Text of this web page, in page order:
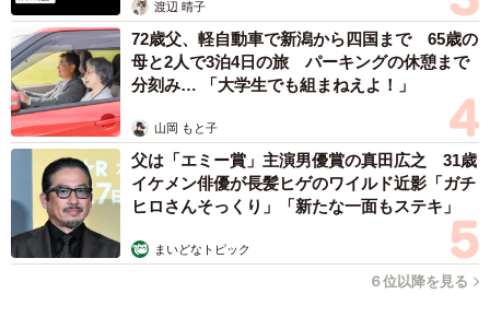
程度です。
――その後、産婦人科受付などにお話は？
その時は、周りの病院の方も来院の方もあまりにも普通に
していたので、「わたしが過敏なだけか…？」と不安にな
った事もあり、言えませんでした。そういう張り紙もない
病院でして…。
その1ヶ月後に健診で行った時も勇気が出ず言えなかったの
渡辺 晴子
72歳父、軽自動車で新潟から四国まで 65歳の
母と2人で3泊4日の旅 パーキングの休憩まで
分刻み… 「大学生でも組まねえよ！」
山岡 もと子
父は「エミー賞」主演男優賞の真田広之 31歳
イケメン俳優が長髪ヒゲのワイルド近影「ガチ
ヒロさんそっくり」「新たな一面もステキ」
まいどなトピック
６位以降を見る